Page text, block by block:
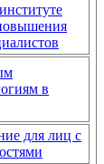
в
для лиц с